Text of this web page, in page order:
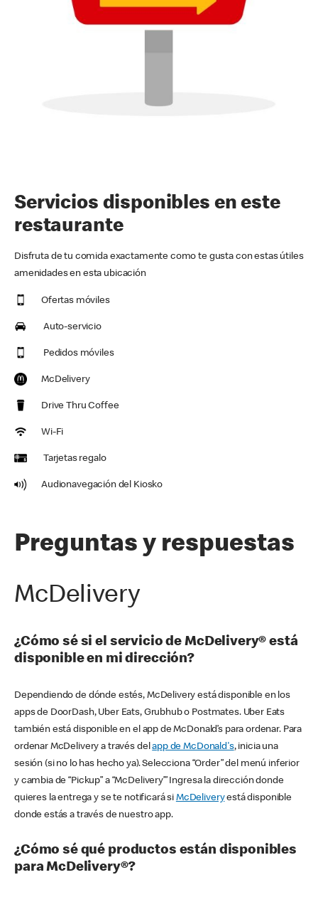
Servicios disponibles en este
restaurante
Disfruta de tu comida exactamente como te gusta con estas útiles
amenidades en esta ubicación
Ofertas móviles
Auto-servicio
Pedidos móviles
McDelivery
Drive Thru Coffee
Wi-Fi
Tarjetas regalo
Audionavegación del Kiosko
Preguntas y respuestas
McDelivery
¿Cómo sé si el servicio de McDelivery® está
disponible en mi dirección?
Dependiendo de dónde estés, McDelivery está disponible en los
apps de DoorDash, Uber Eats, Grubhub o Postmates. Uber Eats
también está disponible en el app de McDonald’s para ordenar. Para
ordenar McDelivery a través delapp de McDonald's, inicia una
sesión (si no lo has hecho ya). Selecciona “Order” del menú inferior
y cambia de “Pickup” a “McDelivery’” Ingresa la dirección donde
quieres la entrega y se te notificará si McDeliveryestá disponible
donde estás a través de nuestro app.
¿Cómo sé qué productos están disponibles
para McDelivery®?